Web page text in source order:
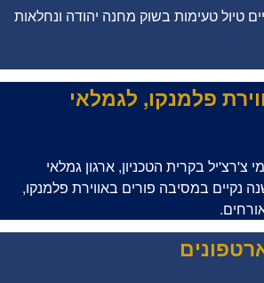
פלמנקו, לגמלאי
13-3-2019 באולמי צ'רצ'יל בקרית הטכניון, ארגון גמלאי
נקיים במסיבה פורים באווירת פלמנקו,